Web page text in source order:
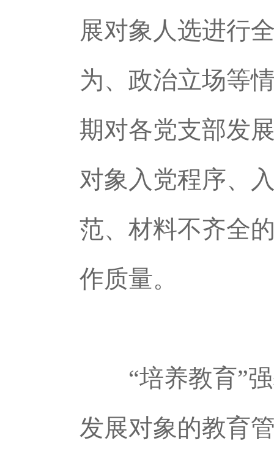
展对象人选进行
为、政治立场等
期对各党支部发
对象入党程序、
范、材料不齐全
作质量。
“培养教育”
发展对象的教育